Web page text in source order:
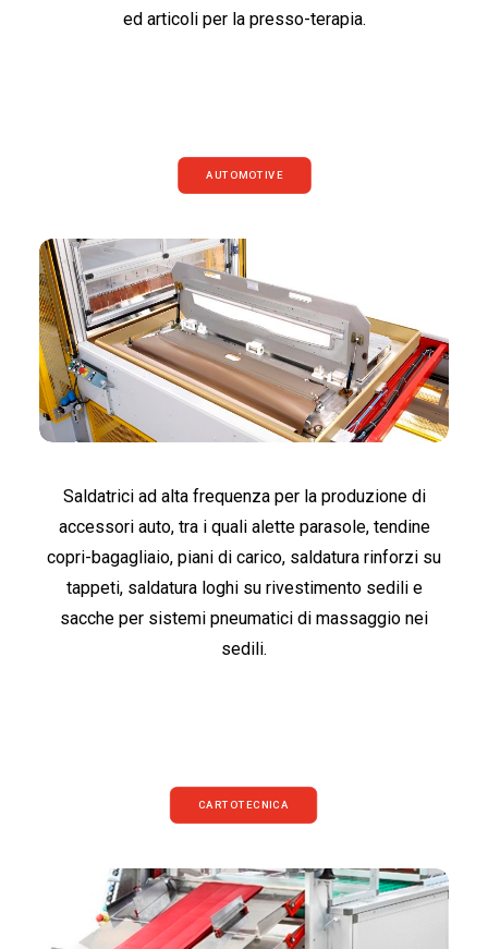
ed articoli per la presso-terapia.
AUTOMOTIVE
Saldatrici ad alta frequenza per la produzione di
accessori auto, tra i quali alette parasole, tendine
copri-bagagliaio, piani di carico, saldatura rinforzi su
tappeti, saldatura loghi su rivestimento sedili e
sacche per sistemi pneumatici di massaggio nei
sedili.
CARTOTECNICA